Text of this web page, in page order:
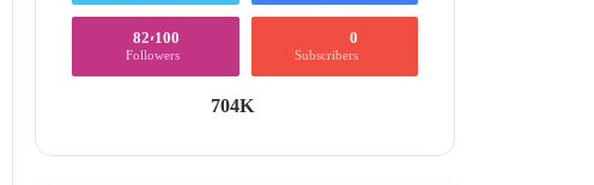
0
Subscribers
82٬100
Followers
704K